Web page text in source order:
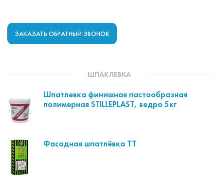
ЗАКАЗАТЬ ОБРАТНЫЙ ЗВОНОК
ШПАКЛЕВКА
Шпатлевка финишная пастообразная
полимерная STILLEPLAST, ведро 5кг
Фасадная шпатлёвка ТТ